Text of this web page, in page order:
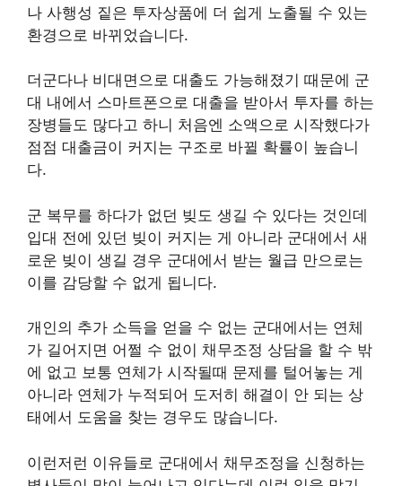
나 사행성 짙은 투자상품에 더 쉽게 노출될 수 있는
환경으로 바뀌었습니다.
더군다나 비대면으로 대출도 가능해졌기 때문에 군
대 내에서 스마트폰으로 대출을 받아서 투자를 하는
장병들도 많다고 하니 처음엔 소액으로 시작했다가
점점 대출금이 커지는 구조로 바뀔 확률이 높습니
다.
군 복무를 하다가 없던 빚도 생길 수 있다는 것인데
입대 전에 있던 빚이 커지는 게 아니라 군대에서 새
로운 빚이 생길 경우 군대에서 받는 월급 만으로는
이를 감당할 수 없게 됩니다.
개인의 추가 소득을 얻을 수 없는 군대에서는 연체
가 길어지면 어쩔 수 없이 채무조정 상담을 할 수 밖
에 없고 보통 연체가 시작될때 문제를 털어놓는 게
아니라 연체가 누적되어 도저히 해결이 안 되는 상
태에서 도움을 찾는 경우도 많습니다.
이런저런 이유들로 군대에서 채무조정을 신청하는